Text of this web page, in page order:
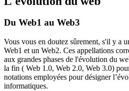
Du Web1 au Web3
Vous vous en doutez sûrement, s'il y a
Web1 et un Web2. Ces appellations
aux grandes phases de l'évolution du
la fin ( Web 1.0, Web 2.0, Web 3.0)
notations employées pour désigner
informatiques.